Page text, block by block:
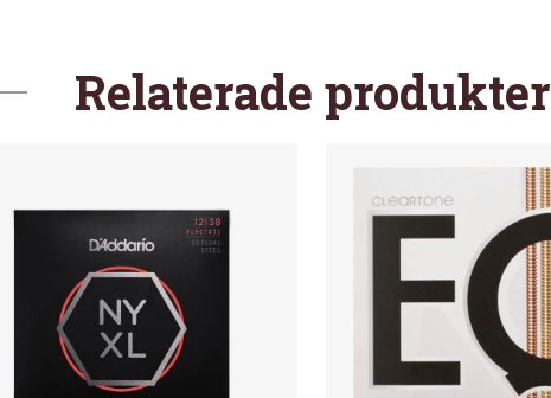
Relaterade produkter